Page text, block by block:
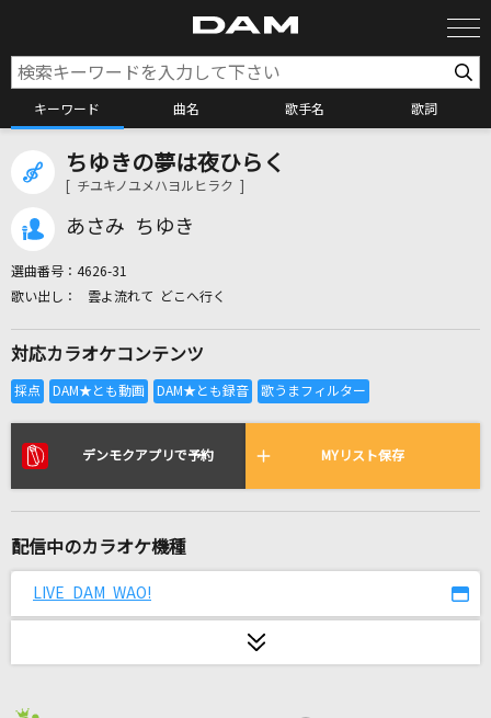
キーワード 曲名 歌手名 歌詞
カラオケ検索
全国りれき
リアルタイムで歌われている曲の一覧
ファスナー
野に咲く花のように
ちゆきの夢は夜ひらく
[ チユキノユメハヨルヒラク ]
あさみ ちゆき
選曲番号： 4626-31
雲よ流れて どこへ行く
対応カラオケコンテンツ
デンモクアプリで予約 MYリスト保存
配信中のカラオケ機種
LIVE DAM WAO!